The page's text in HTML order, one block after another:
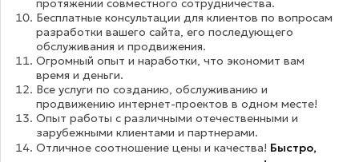
протяжении совместного сотрудничества.
Бесплатные консультации для клиентов по вопросам
разработки вашего сайта, его последующего
обслуживания и продвижения.
Огромный опыт и наработки, что экономит вам
время и деньги.
Все услуги по созданию, обслуживанию и
продвижению интернет-проектов в одном месте!
Опыт работы с различными отечественными и
зарубежными клиентами и партнерами.
Отличное соотношение цены и качества! Быстро,